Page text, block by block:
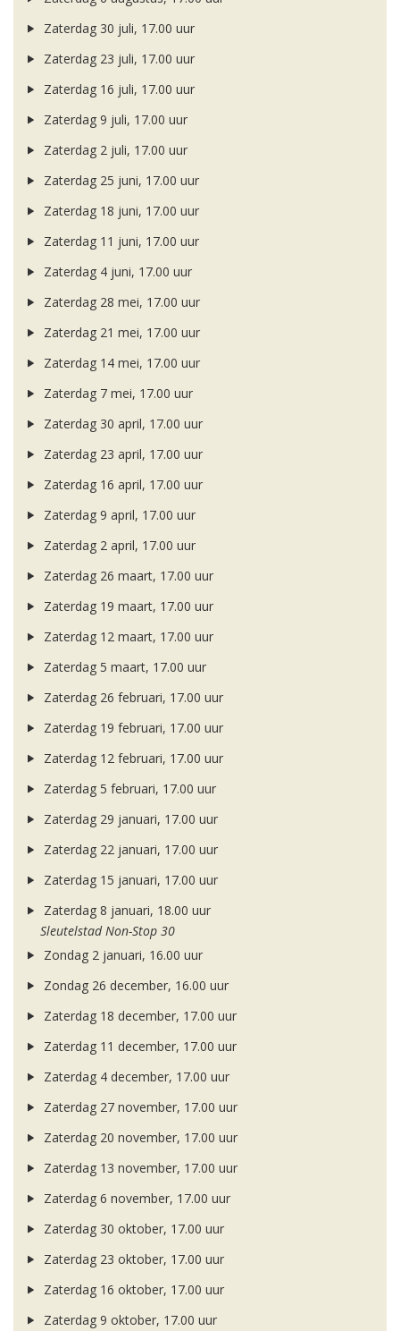
Zaterdag 30 juli, 17.00 uur
Zaterdag 23 juli, 17.00 uur
Zaterdag 16 juli, 17.00 uur
Zaterdag 9 juli, 17.00 uur
Zaterdag 2 juli, 17.00 uur
Zaterdag 25 juni, 17.00 uur
Zaterdag 18 juni, 17.00 uur
Zaterdag 11 juni, 17.00 uur
Zaterdag 4 juni, 17.00 uur
Zaterdag 28 mei, 17.00 uur
Zaterdag 21 mei, 17.00 uur
Zaterdag 14 mei, 17.00 uur
Zaterdag 7 mei, 17.00 uur
Zaterdag 30 april, 17.00 uur
Zaterdag 23 april, 17.00 uur
Zaterdag 16 april, 17.00 uur
Zaterdag 9 april, 17.00 uur
Zaterdag 2 april, 17.00 uur
Zaterdag 26 maart, 17.00 uur
Zaterdag 19 maart, 17.00 uur
Zaterdag 12 maart, 17.00 uur
Zaterdag 5 maart, 17.00 uur
Zaterdag 26 februari, 17.00 uur
Zaterdag 19 februari, 17.00 uur
Zaterdag 12 februari, 17.00 uur
Zaterdag 5 februari, 17.00 uur
Zaterdag 29 januari, 17.00 uur
Zaterdag 22 januari, 17.00 uur
Zaterdag 15 januari, 17.00 uur
Zaterdag 8 januari, 18.00 uur
Sleutelstad Non-Stop 30
Zondag 2 januari, 16.00 uur
Zondag 26 december, 16.00 uur
Zaterdag 18 december, 17.00 uur
Zaterdag 11 december, 17.00 uur
Zaterdag 4 december, 17.00 uur
Zaterdag 27 november, 17.00 uur
Zaterdag 20 november, 17.00 uur
Zaterdag 13 november, 17.00 uur
Zaterdag 6 november, 17.00 uur
Zaterdag 30 oktober, 17.00 uur
Zaterdag 23 oktober, 17.00 uur
Zaterdag 16 oktober, 17.00 uur
Zaterdag 9 oktober, 17.00 uur